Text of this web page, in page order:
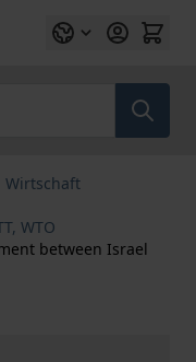
Wirtschaft
WTO
between Israel